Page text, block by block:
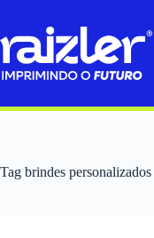
o
conteúdo
Tag brindes personalizados